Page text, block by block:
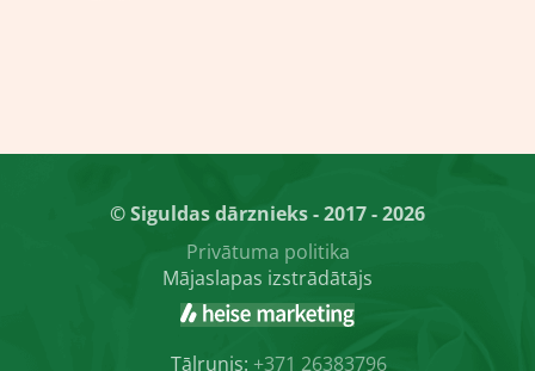
© Siguldas dārznieks - 2017 - 2026
Privātuma politika
Mājaslapas izstrādātājs
Tālrunis: +371 26383796